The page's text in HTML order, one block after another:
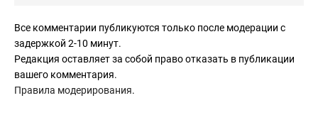
Все комментарии публикуются только после модерации с
задержкой 2-10 минут.
Редакция оставляет за собой право отказать в публикации
вашего комментария.
Правила модерирования.